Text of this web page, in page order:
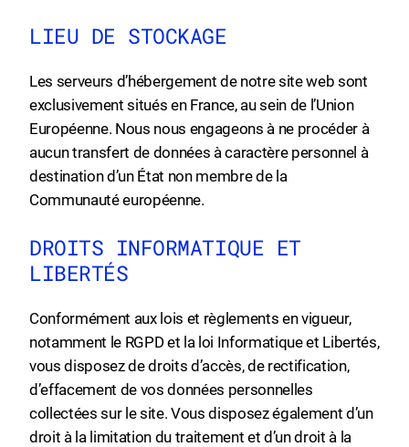
LIEU DE STOCKAGE
Les serveurs d’hébergement de notre site web sont
exclusivement situés en France, au sein de l’Union
Européenne. Nous nous engageons à ne procéder à
aucun transfert de données à caractère personnel à
destination d’un État non membre de la
Communauté européenne.
DROITS INFORMATIQUE ET
LIBERTÉS
Conformément aux lois et règlements en vigueur,
notamment le RGPD et la loi Informatique et Libertés,
vous disposez de droits d’accès, de rectification,
d’effacement de vos données personnelles
collectées sur le site. Vous disposez également d’un
droit à la limitation du traitement et d’un droit à la